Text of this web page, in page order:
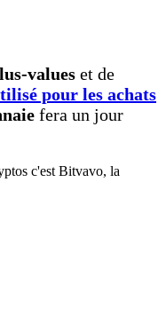
values et de
pour les achats
fera un jour
c'est Bitvavo, la